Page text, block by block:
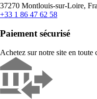
37270 Montlouis-sur-Loire,
+33 1 86 47 62 58
Paiement sécurisé
Achetez sur notre site en toute